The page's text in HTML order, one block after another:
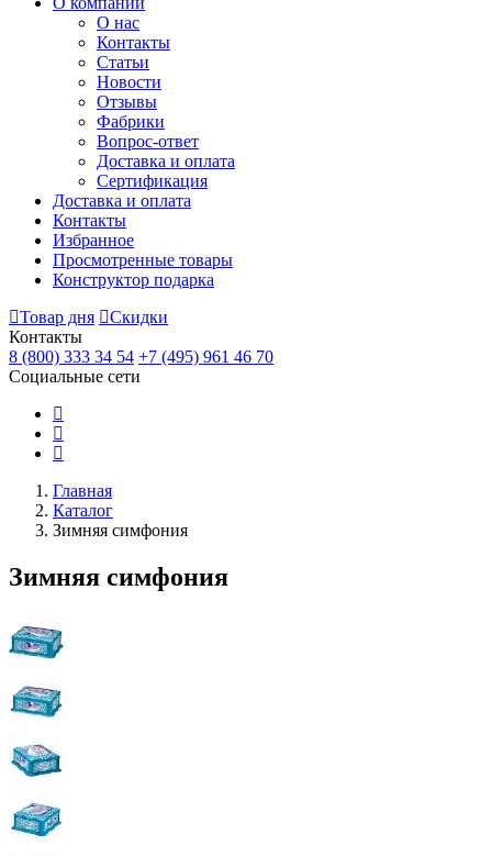
О нас
Контакты
Статьи
Новости
Отзывы
Фабрики
Вопрос-ответ
Доставка и оплата
Сертификация
Доставка и оплата
Контакты
Избранное
Просмотренные товары
Конструктор подарка
Товар дня
Скидки
Контакты
8 (800) 333 34 54 +7 (495) 961 46 70
Социальные сети
Главная
Каталог
Зимняя симфония
Зимняя симфония